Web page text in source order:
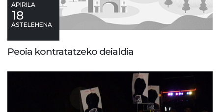
APIRILA
18
ASTELEHENA
Peoia kontratatzeko deialdia